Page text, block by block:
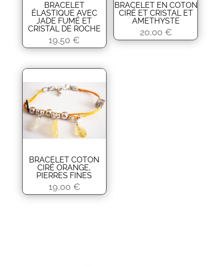
BRACELET
ÉLASTIQUE AVEC
JADE FUMÉ ET
CRISTAL DE ROCHE
19,50€
BRACELET EN COTON
CIRÉ ET CRISTAL ET
AMETHYSTE
20,00 €
BRACELET COTON
CIRÉ ORANGE,
PIERRES FINES
19,00 €